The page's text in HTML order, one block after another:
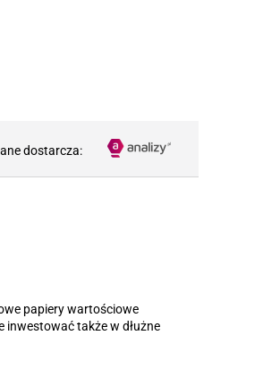
dostarcza:
papiery wartościowe
inwestować także w dłużne